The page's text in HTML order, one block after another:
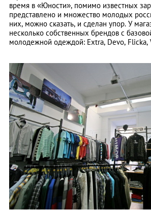
время в «Юности», помимо известных
представлено и множество молодых
них, можно сказать, и сделан упор. У
несколько собственных брендов с
молодежной одеждой: Extra, Devo, Flicka,